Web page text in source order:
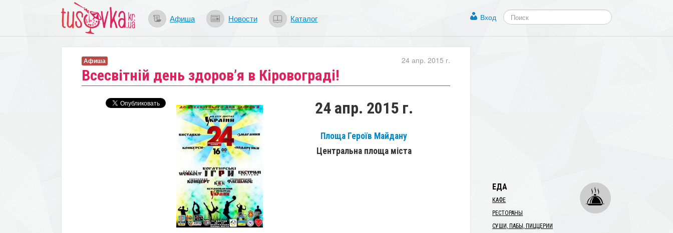
Афиша Новости Каталог Вход
Всесвітній день здоров’я в Кіровограді!
24 апр. 2015 г.
Афиша
24 апр. 2015 г.
Площа Героїв Майдану
Центральна площа міста
ЕДА
КАФЕ
РЕСТОРАНЫ
СУШИ, ПАБЫ, ПИЦЦЕРИИ